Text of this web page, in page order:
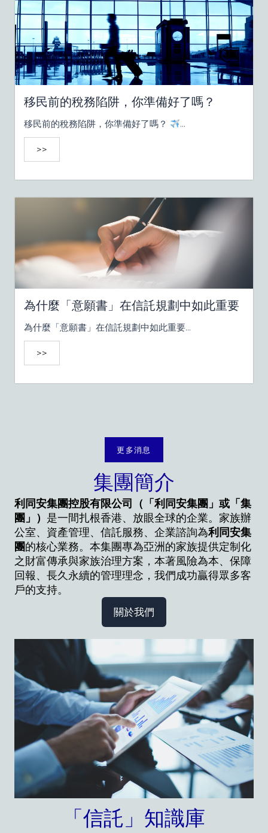
移民前的稅務陷阱，你準備好了嗎？
移民前的稅務陷阱，你準備好了嗎？ ...
>>
為什麼「意願書」在信託規劃中如此重要
為什麼「意願書」在信託規劃中如此重要...
>>
更多消息
集團簡介
利同安集團控股有限公司（「利同安集團」或「集
團」） 是一間扎根香港、放眼全球的企業。家族辦
公室、資產管理、信託服務、企業諮詢為利同安集
團的核心業務。本集團專為亞洲的家族提供定制化
之財富傳承與家族治理方案，本著風險為本、保障
回報、長久永續的管理理念，我們成功贏得眾多客
戶的支持。
關於我們
「信託」知識庫